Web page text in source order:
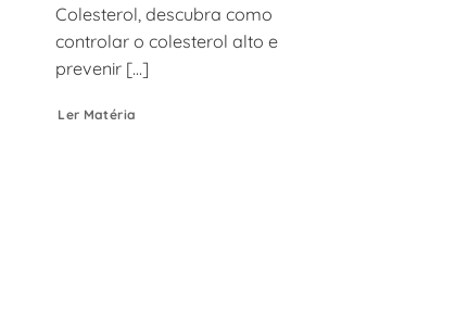
Colesterol, descubra como
controlar o colesterol alto e
prevenir [...]
Ler Matéria